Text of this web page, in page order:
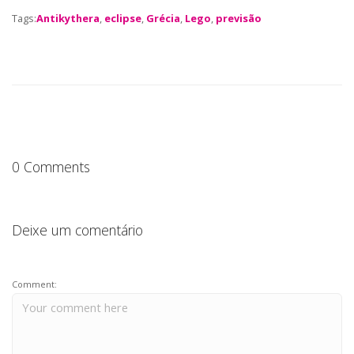
c
k
it a k a
Tags:Antikythera, eclipse, Grécia, Lego, previsão
0 Comments
Deixe um comentário
Comment: